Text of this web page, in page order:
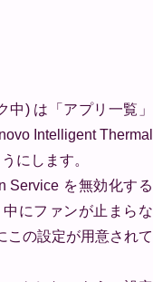
) は「アプリ一覧」
Intelligent Thermal
にします。
Service を無効化する
にファンが止まらな
この設定が用意されて